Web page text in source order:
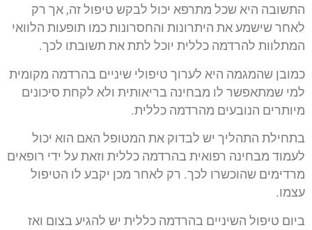
התשובה היא שכל מתרפא יכול לבקש טיפול זה, אך רק
לאחר שישמע את היתרונות והחסרונות כמו תופעות הלוואי
המתלוות להרדמה כללית יוכל לתת את תשובתו לכך.
כמובן שהמגמה היא לערוך טיפולי שיניים בהרדמה מקומית
למי שמתאפשר לו מבחינה בריאותית ולא לקחת סיכונים
מיותרים הנובעים מהרדמה כללית.
בתחילת התהליך יש לבדוק את המטופל האם הוא יכול
לעמוד מבחינה רפואית בהרדמה כללית וזאת על ידי רופאים
מרדימים שהוכשרו לכך. רק לאחר מכן יקבע לו הטיפול
עצמו.
ביום טיפול השיניים בהרדמה כללית יש להגיע בצום ואז